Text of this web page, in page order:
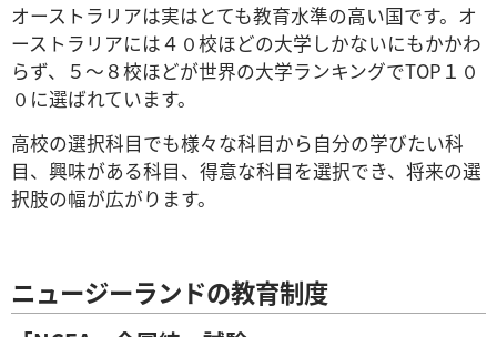
オーストラリアは実はとても教育水準の高い国です。オ
ーストラリアには４０校ほどの大学しかないにもかかわ
らず、５～８校ほどが世界の大学ランキングでTOP１０
０に選ばれています。
高校の選択科目でも様々な科目から自分の学びたい科
目、興味がある科目、得意な科目を選択でき、将来の選
択肢の幅が広がります。
ニュージーランドの教育制度